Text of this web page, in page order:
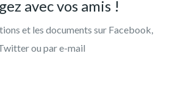
avec vos amis !
et les documents sur Facebook,
ou par e-mail